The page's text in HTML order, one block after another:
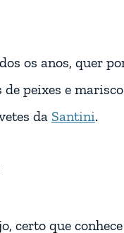
os anos, quer
peixes e
da Santini.
certo que